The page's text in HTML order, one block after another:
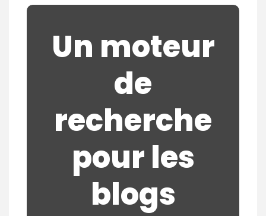
Un moteur
de
recherche
pour les
blogs